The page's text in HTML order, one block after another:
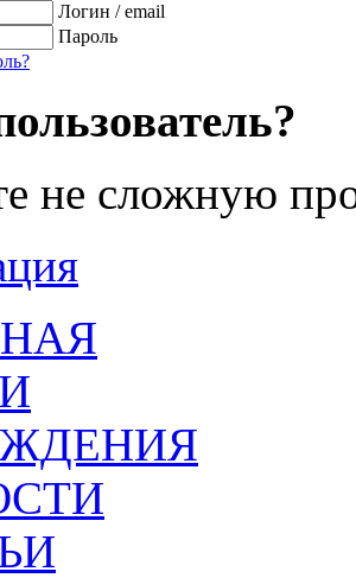
Логин / email
Пароль
не сложную